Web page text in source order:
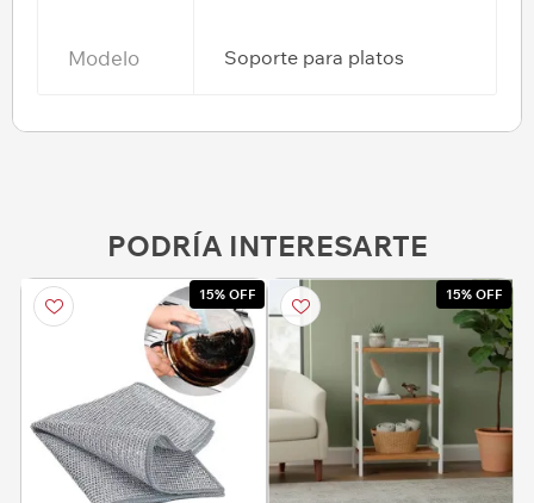
Modelo Soporte para platos
PODRÍA INTERESARTE
15% OFF 15% OFF